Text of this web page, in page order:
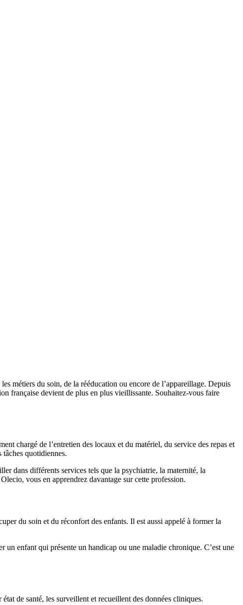
métiers du soin, de la rééducation ou encore de l’appareillage. Depuis
française devient de plus en plus vieillissante. Souhaitez-vous faire
chargé de l’entretien des locaux et du matériel, du service des repas et
tâches quotidiennes.
dans différents services tels que la psychiatrie, la maternité, la
Olecio, vous en apprendrez davantage sur cette profession.
du soin et du réconfort des enfants. Il est aussi appelé à former la
un enfant qui présente un handicap ou une maladie chronique. C’est une
de santé, les surveillent et recueillent des données cliniques.